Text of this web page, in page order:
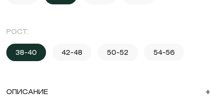
РОСТ:
38-40 42-48 50-52 54-56
ОПИСАНИЕ +